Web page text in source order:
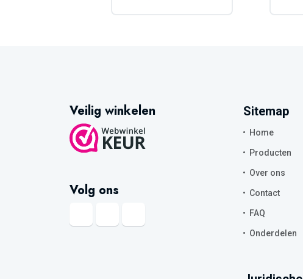
Veilig winkelen
Volg ons
Sitemap
Home
Producten
Over ons
Contact
FAQ
Onderdelen